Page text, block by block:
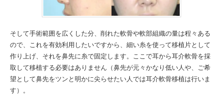
そして手術範囲を広くした分、削れた軟骨や軟部組織の量は程々ある
ので、これを有効利用したいですから、細い糸を使って移植片として
作り上げ、それを鼻先に糸で固定します。ここで耳から耳介軟骨を採
取して移植する必要はありません（鼻先が元々かなり低い人や、ご希
望として鼻先をツンと明かに尖らせたい人では耳介軟骨移植は行いま
す）。